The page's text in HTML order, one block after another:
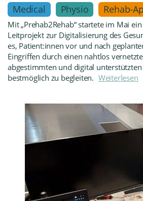
Medical Physio Rehab-
Mit „Prehab2Rehab“ startete im Mai
Leitprojekt zur Digitalisierung des
es, Patient:innen vor und nach
Eingriffen durch einen nahtlos
abgestimmten und digital
bestmöglich zu begleiten. Weiterlesen